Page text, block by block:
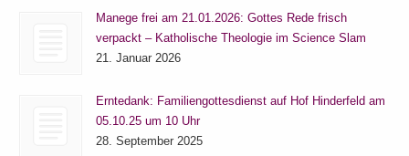
Manege frei am 21.01.2026: Gottes Rede frisch
verpackt – Katholische Theologie im Science Slam
21. Januar 2026
Erntedank: Familiengottesdienst auf Hof Hinderfeld am
05.10.25 um 10 Uhr
28. September 2025